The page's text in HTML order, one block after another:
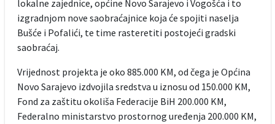
lokalne zajednice, općine Novo Sarajevo i Vogošća i to
izgradnjom nove saobraćajnice koja će spojiti naselja
Bušće i Pofalići, te time rasteretiti postojeći gradski
saobraćaj.
Vrijednost projekta je oko 885.000 KM, od čega je Općina
Novo Sarajevo izdvojila sredstva u iznosu od 150.000 KM,
Fond za zaštitu okoliša Federacije BiH 200.000 KM,
Federalno ministarstvo prostornog uređenja 200.000 KM,